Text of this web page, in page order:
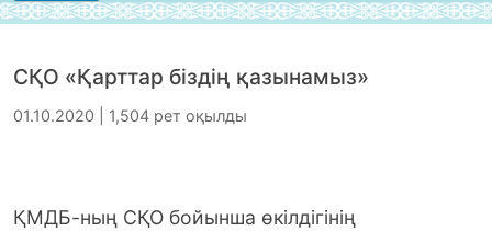
СҚО «Қарттар біздің қазынамыз»
01.10.2020 | 1,504 рет оқылды
ҚМДБ-ның СҚО бойынша өкілдігінің